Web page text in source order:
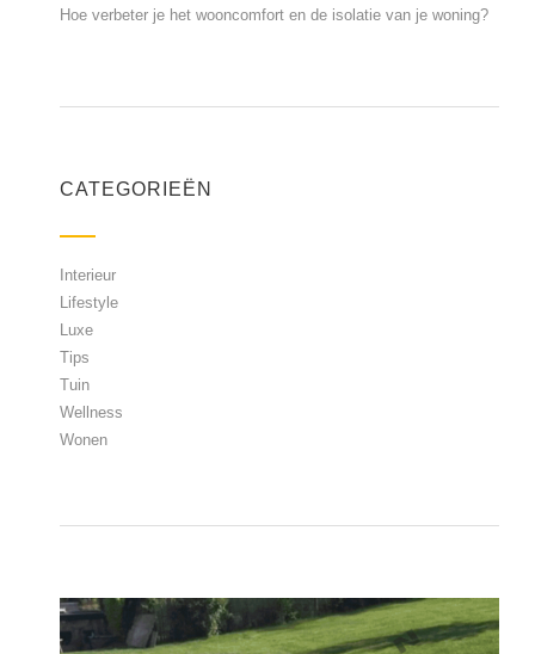
Hoe verbeter je het wooncomfort en de isolatie van je woning?
CATEGORIEËN
Interieur
Lifestyle
Luxe
Tips
Tuin
Wellness
Wonen